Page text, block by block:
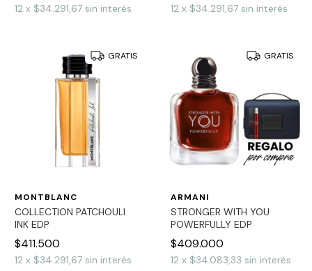
12 x $34.291,67 sin interés 12 x $34.291,67 sin interés
GRATIS
MONTBLANC
COLLECTION PATCHOULI
INK EDP
$411.500
12 x $34.291,67 sin interés
GRATIS
ARMANI
STRONGER WITH YOU
POWERFULLY EDP
$409.000
12 x $34.083,33 sin interés